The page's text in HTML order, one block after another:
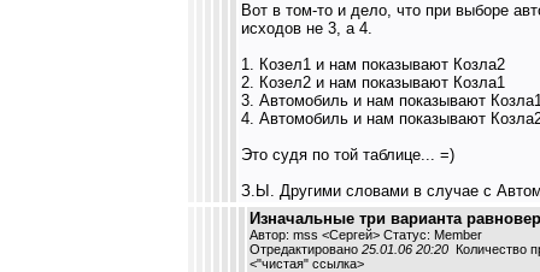
Вот в том-то и дело, что при выборе
исходов не 3, а 4.
1. Козел1 и нам показывают Козла2
2. Козел2 и нам показывают Козла1
3. Автомобиль и нам показывают
4. Автомобиль и нам показывают
Это судя по той таблице... =)
З.Ы. Другими словами в случае с
Изначальные три варианта
Автор: mss <Сергей> Статус: Member
Отредактировано 25.01.06 20:20 Количество
<"чистая" ссылка>